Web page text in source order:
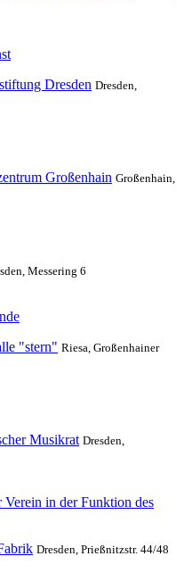
Dresden Dresden,
Großenhain Großenhain,
Messering 6
"stern" Riesa, Großenhainer
Musikrat Dresden,
Verein in der Funktion des
Dresden, Prießnitzstr. 44/48